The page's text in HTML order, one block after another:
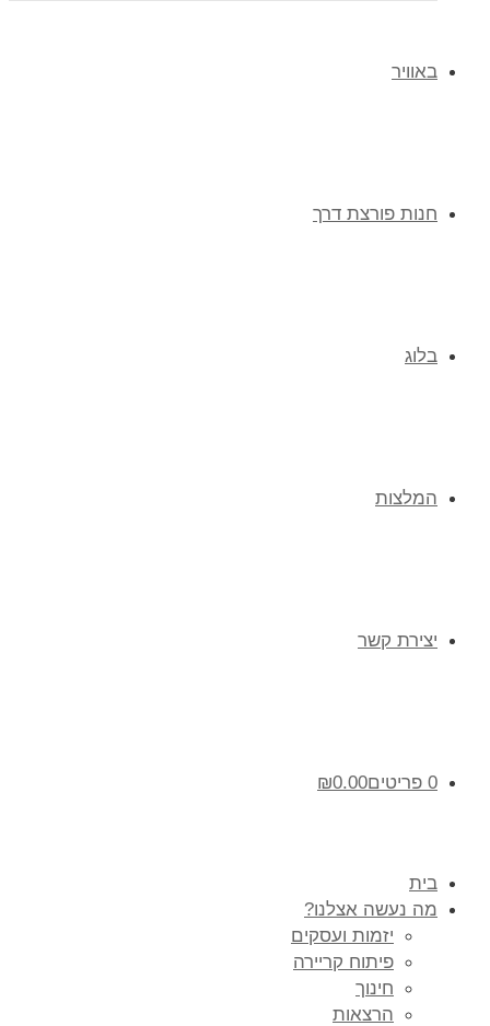
באוויר
חנות פורצת דרך
בלוג
המלצות
יצירת קשר
0 פריטים ₪0.00
בית
מה נעשה אצלנו?
יזמות ועסקים
פיתוח קריירה
חינוך
הרצאות